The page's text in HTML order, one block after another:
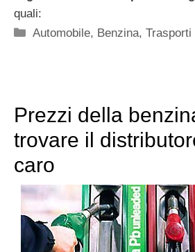
quali:
Categorie
Automobile, Benzina,Trasporti
Prezzi della
trovare il
caro